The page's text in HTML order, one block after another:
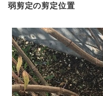
弱剪定の剪定位置